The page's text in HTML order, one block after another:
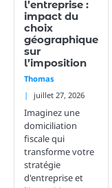
l’entreprise :
impact du
choix
géographique
sur
l’imposition
Thomas
juillet 27, 2026
Imaginez une
domiciliation
fiscale qui
transforme votre
stratégie
d'entreprise et